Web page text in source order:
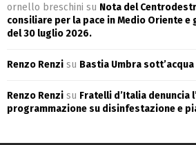
ornello breschini su Nota del
consiliare per la pace in Medio Oriente
del 30 luglio 2026.
Renzo Renzi su Bastia Umbra sott’acqua
Renzo Renzi su Fratelli d’Italia denuncia
programmazione su disinfestazione e